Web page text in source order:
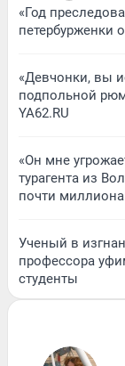
«Год
петербурженки
«Девчонки, вы
подпольной
YA62.RU
«Он мне
турагента из
почти миллиона
Ученый в
профессора
студенты